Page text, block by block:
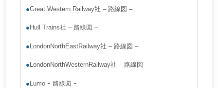
●Great Western Railway社 – 路線図 –
● Hull Trains社 – 路線図 –
●LondonNorthEastRailway社 – 路線図 –
● LondonNorthWesternRailway社 – 路線図–
●Lumo ｰ 路線図 ｰ